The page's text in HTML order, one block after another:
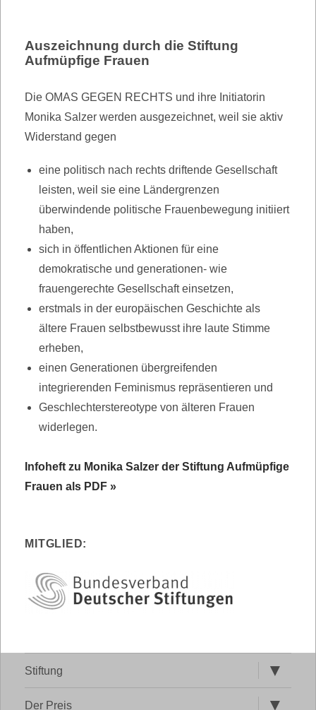
Auszeichnung durch die Stiftung
Aufmüpfige Frauen
Die OMAS GEGEN RECHTS und ihre Initiatorin
Monika Salzer werden ausgezeichnet, weil sie aktiv
Widerstand gegen
eine politisch nach rechts driftende Gesellschaft
leisten, weil sie eine Ländergrenzen
überwindende politische Frauenbewegung initiiert
haben,
sich in öffentlichen Aktionen für eine
demokratische und generationen- wie
frauengerechte Gesellschaft einsetzen,
erstmals in der europäischen Geschichte als
ältere Frauen selbstbewusst ihre laute Stimme
erheben,
einen Generationen übergreifenden
integrierenden Feminismus repräsentieren und
Geschlechterstereotype von älteren Frauen
widerlegen.
Infoheft zu Monika Salzer der Stiftung Aufmüpfige
Frauen als PDF »
MITGLIED:
Stiftung
öffnen
Der Preis